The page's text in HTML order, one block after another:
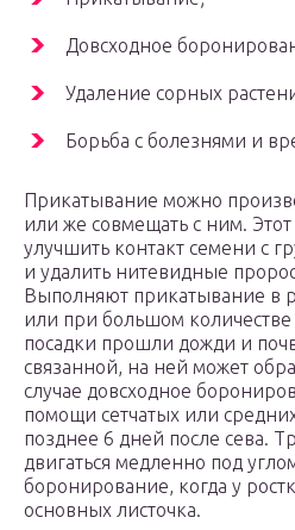
Довсходное
Удаление сорных
Борьба с болезнями и
Прикатывание можно
или же совмещать с ним.
улучшить контакт семени с
и удалить нитевидные
Выполняют прикатывание в
или при большом количестве
посадки прошли дожди и
связанной, на ней может
случае довсходное
помощи сетчатых или
позднее 6 дней после сева.
двигаться медленно под
боронирование, когда у
основных листочка.